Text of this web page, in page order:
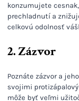
konzumujete
prechladnutí a
celkovú odolnosť
2. Zázvor
Poznáte zázvor a
svojimi
môže byť veľmi